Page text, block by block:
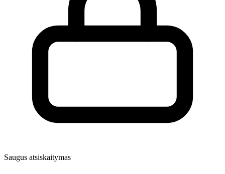
Saugus atsiskaitymas